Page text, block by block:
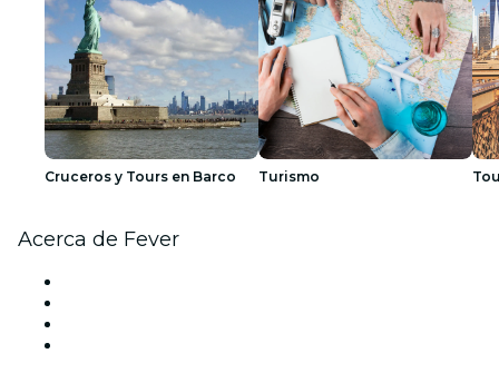
Cruceros y Tours en Barco Turismo
Acerca de Fever